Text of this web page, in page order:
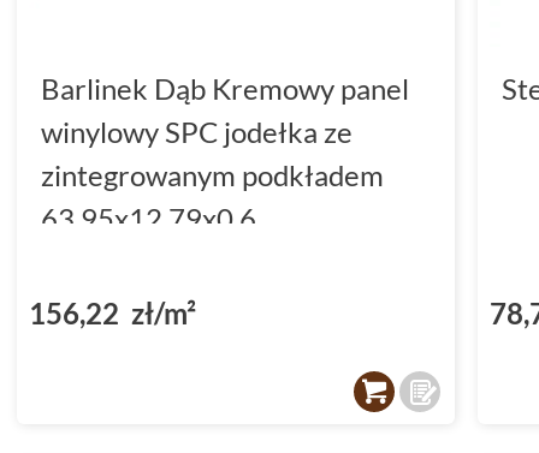
Barlinek Dąb Kremowy panel
winylowy SPC jodełka ze
zintegrowanym podkładem
63.95x12.79x0.6
156,22 zł/m²